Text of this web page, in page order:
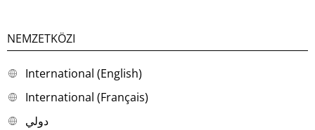
NEMZETKÖZI
International (English)
International (Français)
دولي